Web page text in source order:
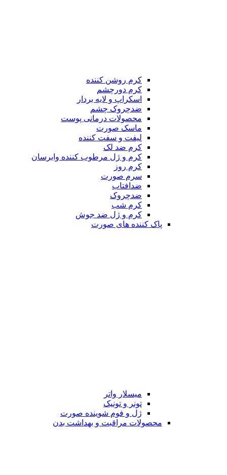
کرم روشن کننده
کرم دورچشم
اسکراپ و لایه بردار
ضدچروک چشم
محصولات درمانی پوست
ماسک صورت
لیفت و سفت کننده
کرم ضد لک
کرم و ژل مرطوب کننده وابرسان
کرم روز
سرم صورت
ضدافتاب
ضدچروک
کرم شب
کرم و ژل ضد جوش
پاک کننده های صورت
میسلار واتر
تونر و تونیک
ژل و فوم شوینده صورت
محصولات مراقبت و بهداشت بدن